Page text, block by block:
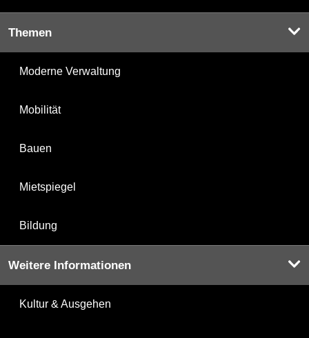
Themen
Moderne Verwaltung
Mobilität
Bauen
Mietspiegel
Bildung
Weitere Informationen
Kultur & Ausgehen